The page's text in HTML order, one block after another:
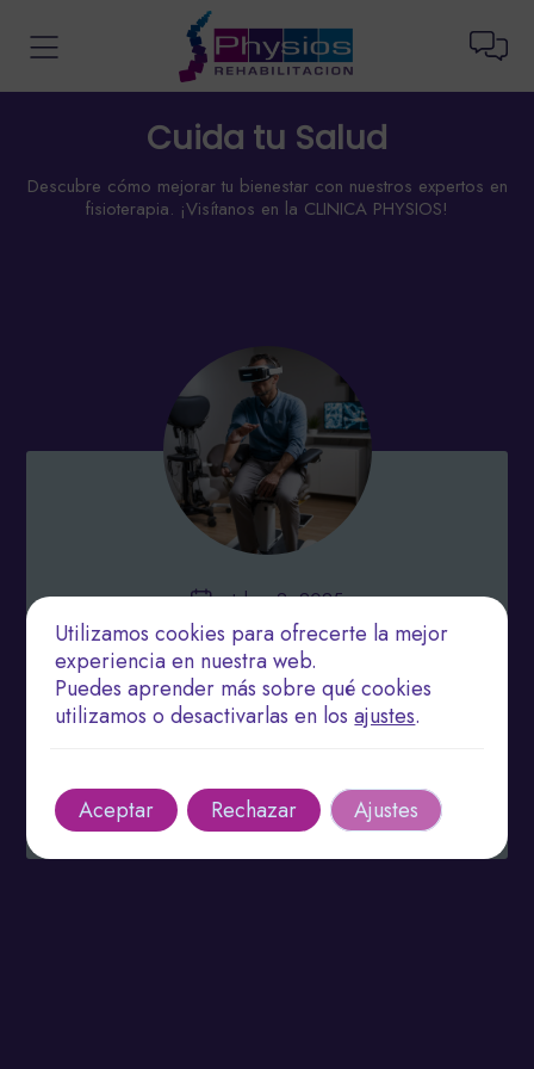
Cuida tu Salud
Descubre cómo mejorar tu bienestar con nuestros expertos en
fisioterapia. ¡Visítanos en la CLINICA PHYSIOS!
octubre 2, 2025
Terapias Innovadoras en Rehabilitación: La Clave
para una Recuperación Rápida y Efectiva
Explora las terapias tecnológicas en rehabilitación
Leer más
Utilizamos cookies para ofrecerte la mejor
experiencia en nuestra web.
Puedes aprender más sobre qué cookies
utilizamos o desactivarlas en losajustes.
Aceptar Rechazar Ajustes